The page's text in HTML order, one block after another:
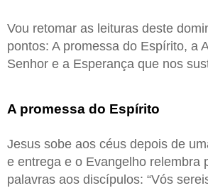
Vou retomar as leituras deste
pontos: A promessa do Espírito, a
Senhor e a Esperança que nos
A promessa do Espírito
Jesus sobe aos céus depois de
e entrega e o Evangelho relembra
palavras aos discípulos: “Vós